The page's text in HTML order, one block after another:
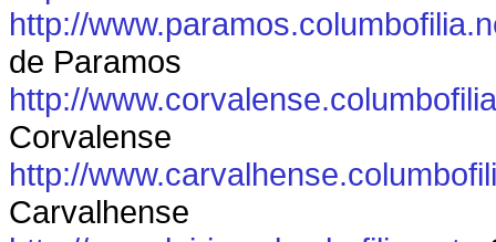
http://
de Paramos
http://
Corvalense
http://
Carvalhense